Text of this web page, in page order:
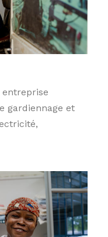
entreprise
gardiennage et